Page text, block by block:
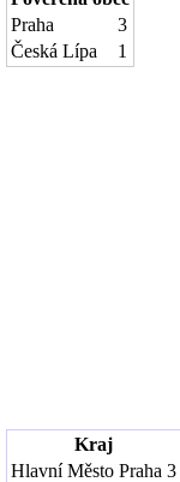
Praha
3
Česká Lípa
1
Kraj
Hlavní Město Praha 3